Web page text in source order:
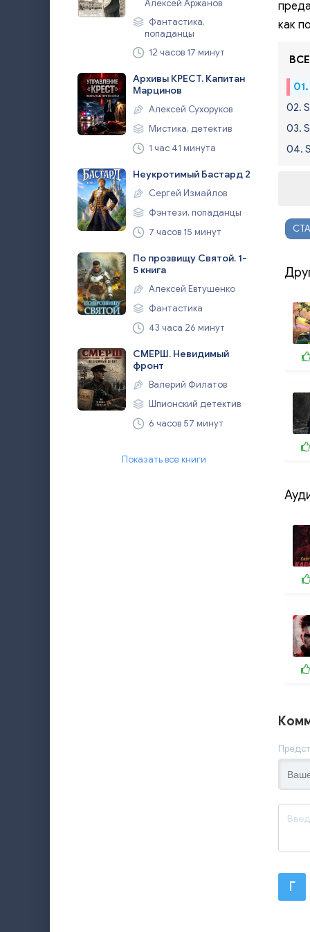
Алексей Аржанов
Фантастика,
попаданцы
12 часов 17 минут
Архивы КРЕСТ. Капитан
Марцинов
Алексей Сухоруков
Мистика, детектив
1 час 41 минута
Неукротимый Бастард 2
Сергей Измайлов
Фэнтези, попаданцы
7 часов 15 минут
По прозвищу Святой. 1-
5 книга
Алексей Евтушенко
Фантастика
43 часа 26 минут
СМЕРШ. Невидимый
фронт
Валерий Филатов
Шпионский детектив
6 часов 57 минут
Показать все книги
как
02.
03.
04.
Г